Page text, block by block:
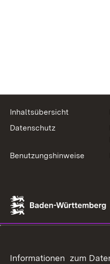
Inhaltsübersicht
Datenschutz
Benutzungshinweise
Informationen zum